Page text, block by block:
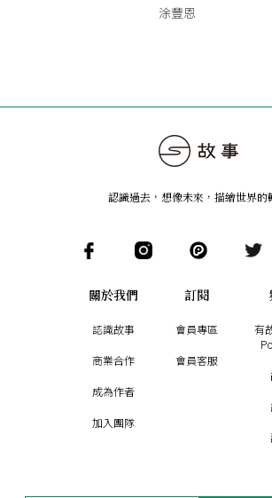
涂豐恩
認識過去，想像未來 ， 描繪世界的
關於我們
認識故事
商業合作
成為作者
加入團隊
訂閱
會員專區
會員客服
有